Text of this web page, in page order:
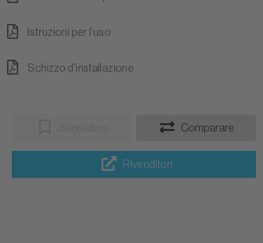
Istruzioni per l’uso
Schizzo d'installazione
Comparare
Rivenditori